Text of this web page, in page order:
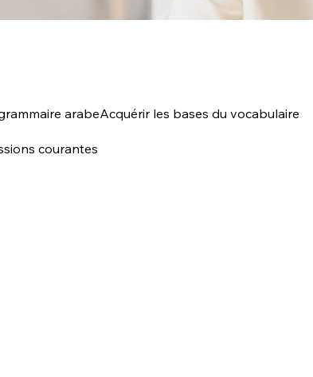
arabeAcquérir les bases du vocabulaire
courantes